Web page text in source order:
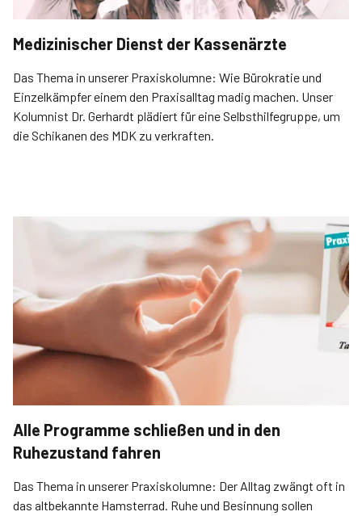
Medizinischer Dienst der Kassenärzte
Das Thema in unserer Praxiskolumne: Wie Bürokratie und
Einzelkämpfer einem den Praxisalltag madig machen. Unser
Kolumnist Dr. Gerhardt plädiert für eine Selbsthilfegruppe, um
die Schikanen des MDK zu verkraften.
Alle Programme schließen und in den
Ruhezustand fahren
Das Thema in unserer Praxiskolumne: Der Alltag zwängt oft in
das altbekannte Hamsterrad. Ruhe und Besinnung sollen